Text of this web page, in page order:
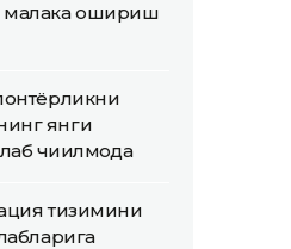
ошириш
янги
чиқилмоқда
тизимини